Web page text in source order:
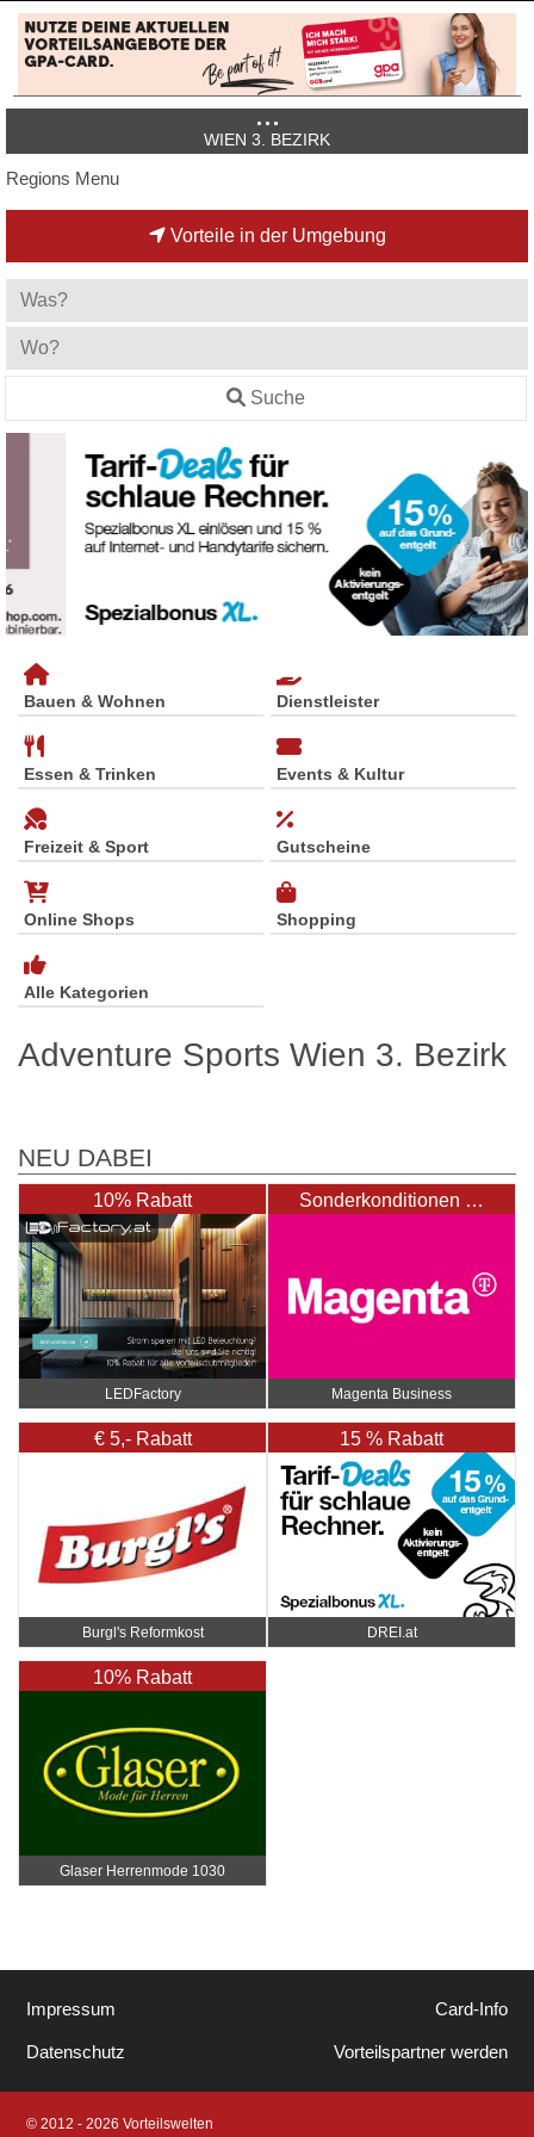
WIEN 3. BEZIRK
Regions Menu
Vorteile in der Umgebung
Suche
Bauen & Wohnen Dienstleister
Essen & Trinken Events & Kultur
Freizeit & Sport Gutscheine
Online Shops Shopping
Alle Kategorien
Adventure Sports Wien 3. Bezirk
NEU DABEI
10% Rabatt
LEDFactory
Sonderkonditionen …
Magenta Business
€ 5,- Rabatt
Burgl's Reformkost
15 % Rabatt
DREI.at
10% Rabatt
Glaser Herrenmode 1030
Impressum
Datenschutz
Card-Info
Vorteilspartner werden
© 2012 - 2026 Vorteilswelten